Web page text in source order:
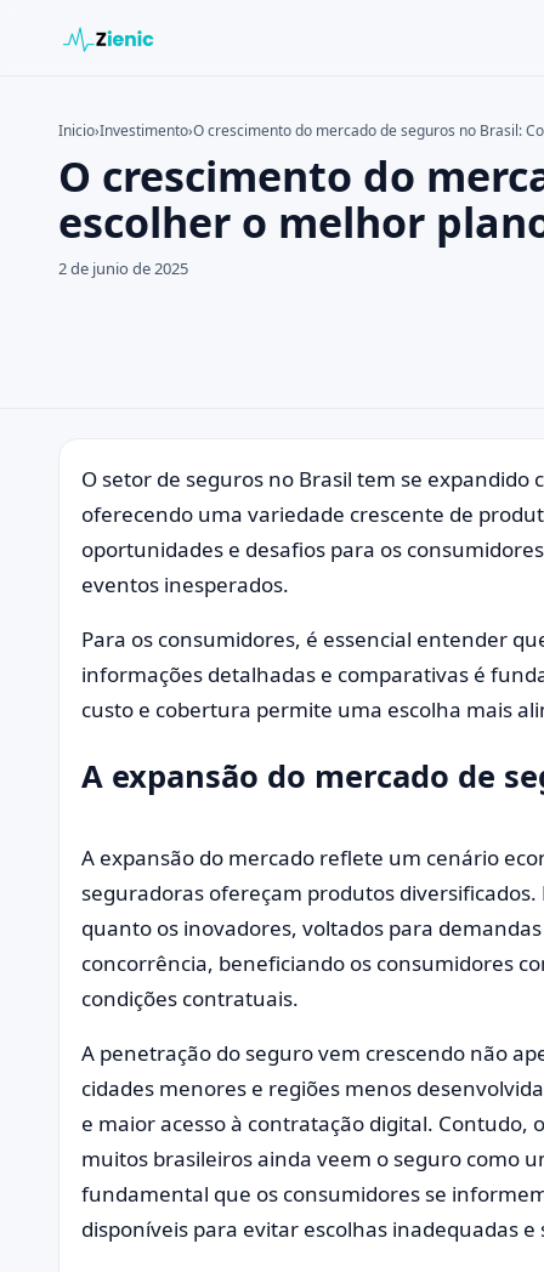
Buscar en el sitio
Pulsa Enter para buscar o ESC para cerrar.
Inicio›Investimento›O crescimento do mercado de seguros no Brasil:
O crescimento do
escolher o melhor
2 de junio de 2025
O setor de seguros no Brasil tem se
oferecendo uma variedade crescente de
oportunidades e desafios para os
eventos inesperados.
Para os consumidores, é essencial entender
informações detalhadas e comparativas é
custo e cobertura permite uma escolha mais
A expansão do mercado de
A expansão do mercado reflete um cenário
seguradoras ofereçam produtos
quanto os inovadores, voltados para
concorrência, beneficiando os consumidores
condições contratuais.
A penetração do seguro vem crescendo não
cidades menores e regiões menos
e maior acesso à contratação digital. Contudo,
muitos brasileiros ainda veem o seguro como
fundamental que os consumidores se
disponíveis para evitar escolhas inadequadas